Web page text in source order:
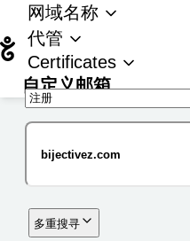
网域名称
代管
Certificates
自定义邮箱
多重搜寻